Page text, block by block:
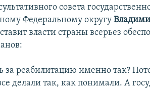
совета
Федеральному округу
власти страны всерьез
за реабилитацию именно так?
делали так, как понимали. А